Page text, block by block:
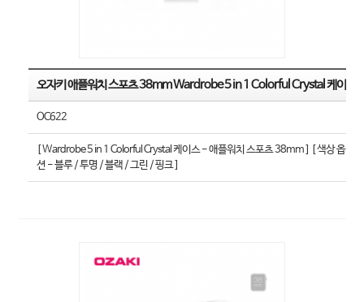
오자키 애플워치 스포츠 38mm Wardrobe 5 in 1 Colorful Crystal 케이스
OC622
[ Wardrobe 5 in 1 Colorful Crystal 케이스 - 애플워치 스포츠 38mm ] [ 색상 옵
션 - 블루 / 투명 / 블랙 / 그린 / 핑크 ]